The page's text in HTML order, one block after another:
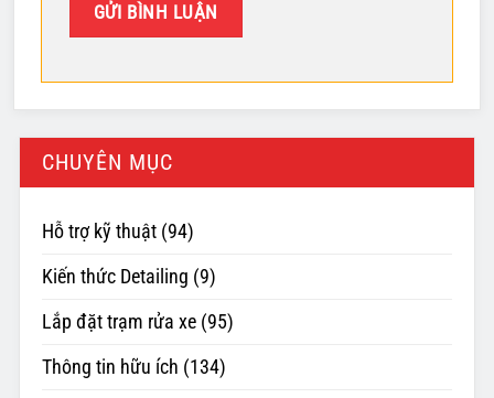
CHUYÊN MỤC
Hỗ trợ kỹ thuật (94)
Kiến thức Detailing (9)
Lắp đặt trạm rửa xe (95)
Thông tin hữu ích (134)